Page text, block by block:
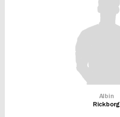
Albin
Rickborg